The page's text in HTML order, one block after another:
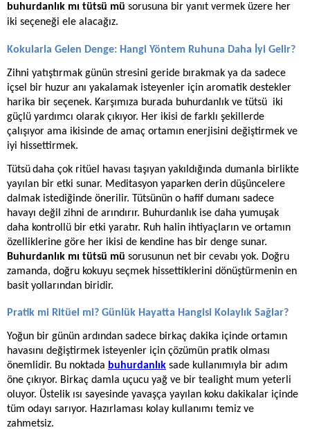
buhurdanlık mı tütsü mü sorusuna bir yanıt vermek üzere her
iki seçeneği ele alacağız.
Kokularla Gelen Denge: Hangi Yöntem Ruhuna Daha İyi Gelir?
Zihni yatıştırmak günün stresini geride bırakmak ya da sadece
içsel bir huzur anı yakalamak isteyenler için aromatik destekler
harika bir seçenek. Karşımıza burada buhurdanlık ve tütsü iki
güçlü yardımcı olarak çıkıyor. Her ikisi de farklı şekillerde
çalışıyor ama ikisinde de amaç ortamın enerjisini değiştirmek ve
iyi hissettirmek.
Tütsüdaha çok ritüel havası taşıyan yakıldığında dumanla birlikte
yayılan bir etki sunar. Meditasyon yaparken derin düşüncelere
dalmak istediğinde önerilir. Tütsünün o hafif dumanı sadece
havayı değil zihni de arındırır. Buhurdanlık ise daha yumuşak
daha kontrollü bir etki yaratır. Ruh halin ihtiyaçların ve ortamın
özelliklerine göre her ikisi de kendine has bir denge sunar.
Buhurdanlık mı tütsü mü sorusunun net bir cevabı yok. Doğru
zamanda, doğru kokuyu seçmek hissettiklerini dönüştürmenin en
basit yollarından biridir.
Pratik mi Ritüel mi? Günlük Hayatta Hangisi Kolaylık Sağlar?
Yoğun bir günün ardından sadece birkaç dakika içinde ortamın
havasını değiştirmek isteyenler için çözümün pratik olması
önemlidir. Bu noktada buhurdanlık sade kullanımıyla bir adım
öne çıkıyor. Birkaç damla uçucu yağ ve bir tealight mum yeterli
oluyor. Üstelik ısı sayesinde yavaşça yayılan koku dakikalar içinde
tüm odayı sarıyor. Hazırlaması kolay kullanımı temiz ve
zahmetsiz.